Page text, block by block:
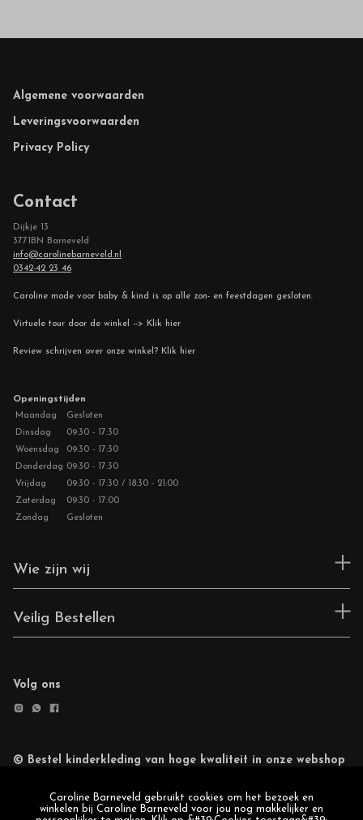
Footer
Algemene voorwaarden
Leveringsvoorwaarden
Privacy Policy
Contact
Dijkje 13
3771BN Barneveld
info@carolinebarneveld.nl
0342-42 23 46
Caroline mode voor baby & kind is op alle zon- en feestdagen gesloten.
Virtuele tour door de winkel --> Klik hier
Review schrijven over onze winkel? Klik hier
Openingstijden
Maandag
Gesloten
Dinsdag
09:30 - 17:30
Woensdag
09:30 - 17:30
Donderdag 09:30 - 17:30
Vrijdag
09:30 - 17:30 / 18:30 - 21:00
Zaterdag
09:30 - 17:00
Zondag
Gesloten
Wie zijn wij
Veilig Bestellen
Volg ons
© Bestel kinderkleding van hoge kwaliteit in onze webshop
Caroline Barneveld gebruikt cookies om het bezoek en
winkelen bij Caroline Barneveld voor jou nog makkelijker en